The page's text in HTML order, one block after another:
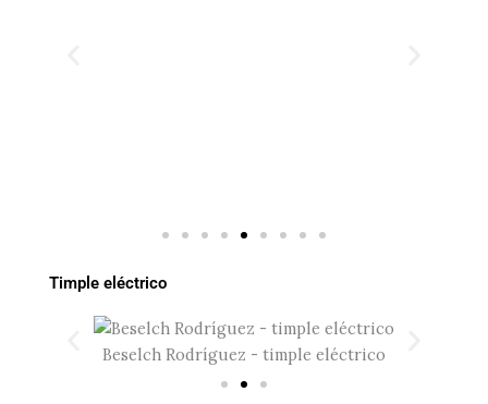
Timple eléctrico
Beselch Rodríguez - timple eléctrico